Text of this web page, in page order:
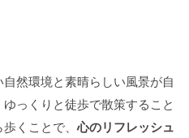
然環境と素晴らしい風景が自
っくりと徒歩で散策すること
くことで、心のリフレッシュ